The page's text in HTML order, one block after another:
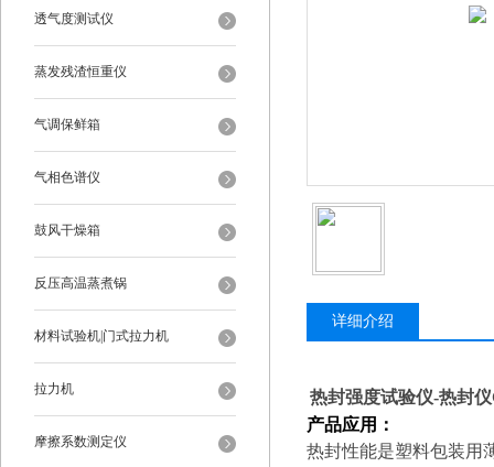
透气度测试仪
蒸发残渣恒重仪
气调保鲜箱
气相色谱仪
鼓风干燥箱
反压高温蒸煮锅
材料试验机|门式拉力机
拉力机
摩擦系数测定仪
详细介绍
热封强度试验仪-热封
产品应用：
热封性能是塑料包装用